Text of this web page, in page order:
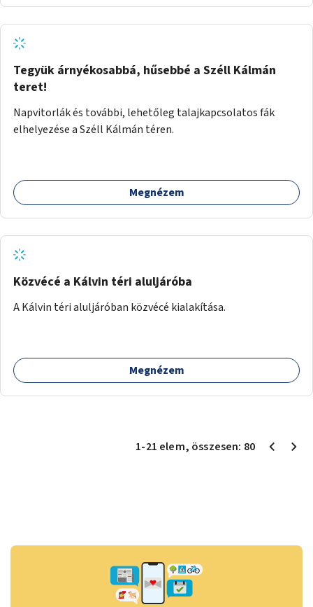
Tegyük árnyékosabbá, hűsebbé a Széll Kálmán
teret!
Napvitorlák és további, lehetőleg talajkapcsolatos fák
elhelyezése a Széll Kálmán téren.
Megnézem
Közvécé a Kálvin téri aluljáróba
A Kálvin téri aluljáróban közvécé kialakítása.
Megnézem
1-21 elem, összesen: 80